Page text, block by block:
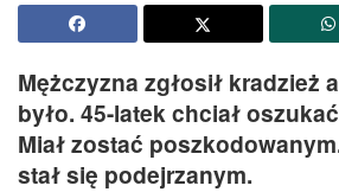
Mężczyzna zgłosił kradzież
było. 45-latek chciał
Miał zostać
stał się podejrzanym.